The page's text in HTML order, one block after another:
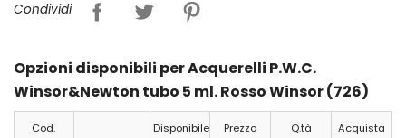
Condividi
Opzioni disponibili per Acquerelli P.W.C.
Winsor&Newton tubo 5 ml. Rosso Winsor (726)
Cod. Disponibile Prezzo Q.tà Acquista